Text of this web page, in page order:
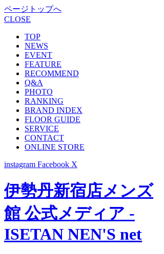
ページトップへ
CLOSE
TOP
NEWS
EVENT
FEATURE
RECOMMEND
Q&A
PHOTO
RANKING
BRAND INDEX
FLOOR GUIDE
SERVICE
CONTACT
ONLINE STORE
instagram Facebook X
伊勢丹新宿店メンズ
館 公式メディア -
ISETAN NEN'S net